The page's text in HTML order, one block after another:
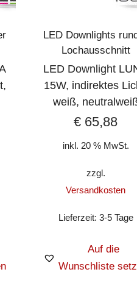
LED Downlights
Lochausschnitt
LED Downlight
15W, indirektes
weiß,
€ 65,88
inkl. 20 % MwSt.
zzgl.
Versandkosten
Lieferzeit: 3-5 Tage
Auf die
Wunschliste